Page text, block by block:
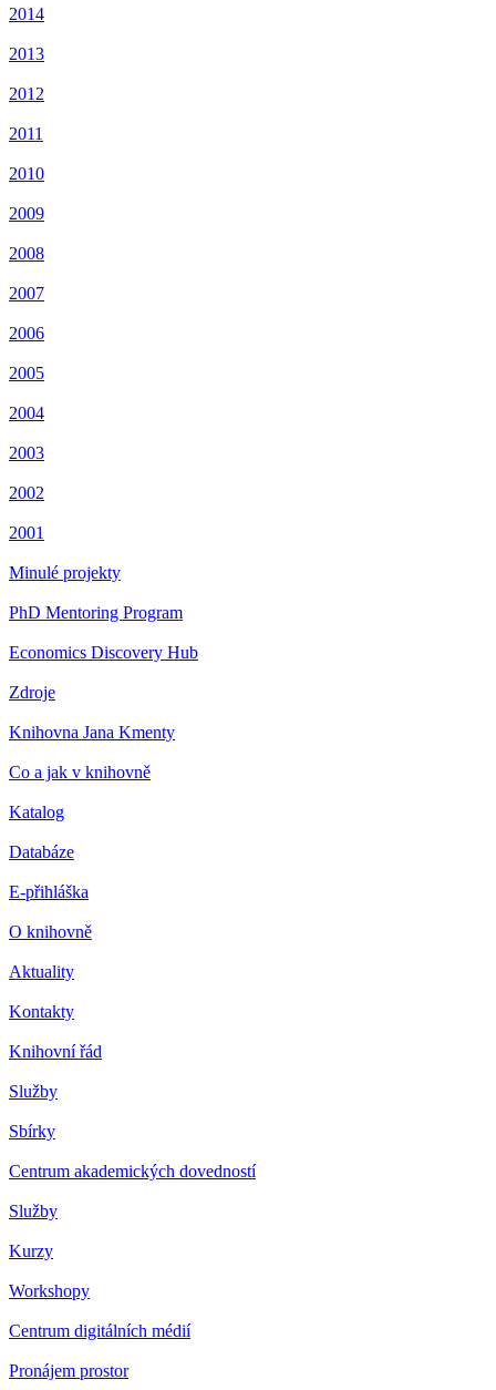
2014
2013
2012
2011
2010
2009
2008
2007
2006
2005
2004
2003
2002
2001
Minulé projekty
PhD Mentoring Program
Economics Discovery Hub
Zdroje
Knihovna Jana Kmenty
Co a jak v knihovně
Katalog
Databáze
E-přihláška
O knihovně
Aktuality
Kontakty
Knihovní řád
Služby
Sbírky
Centrum akademických dovedností
Služby
Kurzy
Workshopy
Centrum digitálních médií
Pronájem prostor